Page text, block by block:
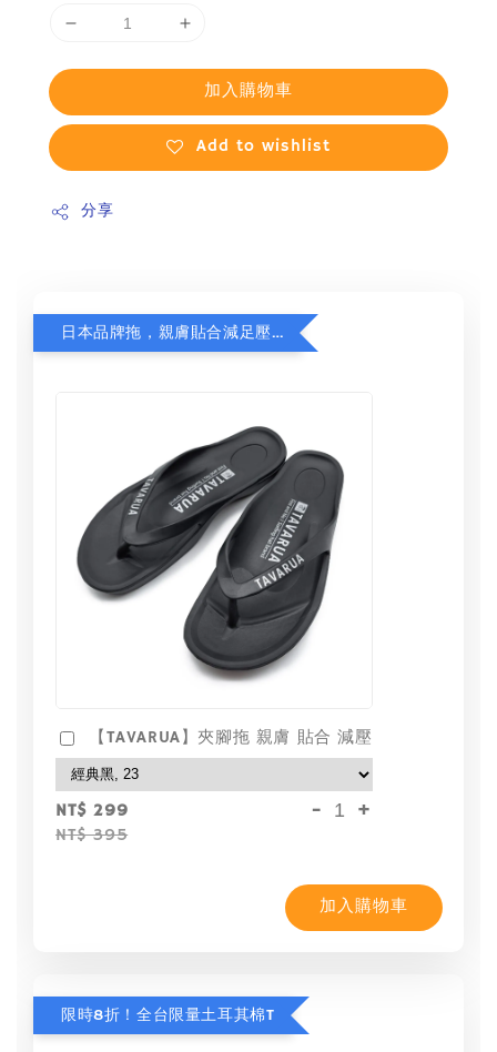
加入購物車
Add to wishlist
分享
日本品牌拖，親膚貼合減足壓，超值加購75折！
【TAVARUA】夾腳拖 親膚 貼合 減壓
NT$ 299
NT$ 395
- +
加入購物車
限時8折！全台限量土耳其棉T